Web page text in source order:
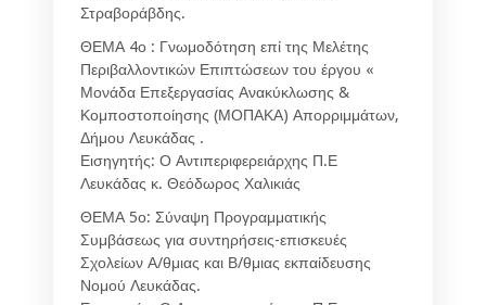
Στραβοράβδης.
ΘΕΜΑ 4ο : Γνωμοδότηση επί της Μελέτης
Περιβαλλοντικών Επιπτώσεων του έργου «
Μονάδα Επεξεργασίας Ανακύκλωσης &
Κομποστοποίησης (ΜΟΠΑΚΑ) Απορριμμάτων,
Δήμου Λευκάδας .
Εισηγητής: Ο Αντιπεριφερειάρχης Π.Ε
Λευκάδας κ. Θεόδωρος Χαλικιάς
ΘΕΜΑ 5ο: Σύναψη Προγραμματικής
Συμβάσεως για συντηρήσεις-επισκευές
Σχολείων Α/θμιας και Β/θμιας εκπαίδευσης
Νομού Λευκάδας.